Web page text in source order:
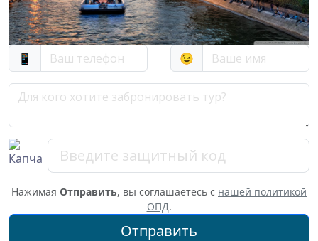
📱 😉
Нажимая Отправить, вы соглашаетесь с нашей политикой
ОПД.
Отправить